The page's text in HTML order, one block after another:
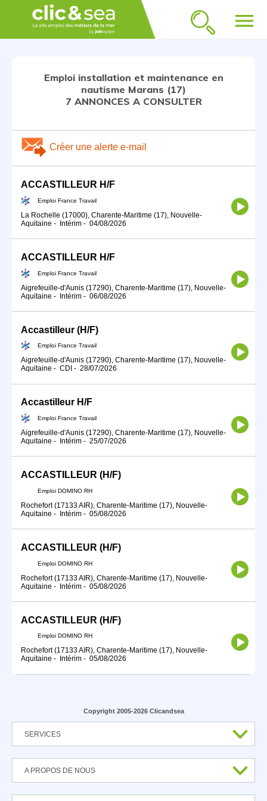
menu
Emploi installation et maintenance en
nautisme Marans (17)
7 ANNONCES A CONSULTER
Créer une alerte e-mail
ACCASTILLEUR H/F
Emploi France Travail
La Rochelle (17000), Charente-Maritime (17), Nouvelle-
Aquitaine - Intérim - 04/08/2026
ACCASTILLEUR H/F
Emploi France Travail
Aigrefeuille-d'Aunis (17290), Charente-Maritime (17), Nouvelle-
Aquitaine - Intérim - 06/08/2026
Accastilleur (H/F)
Emploi France Travail
Aigrefeuille-d'Aunis (17290), Charente-Maritime (17), Nouvelle-
Aquitaine - CDI - 28/07/2026
Accastilleur H/F
Emploi France Travail
Aigrefeuille-d'Aunis (17290), Charente-Maritime (17), Nouvelle-
Aquitaine - Intérim - 25/07/2026
ACCASTILLEUR (H/F)
Emploi DOMINO RH
Rochefort (17133 AIR), Charente-Maritime (17), Nouvelle-
Aquitaine - Intérim - 05/08/2026
ACCASTILLEUR (H/F)
Emploi DOMINO RH
Rochefort (17133 AIR), Charente-Maritime (17), Nouvelle-
Aquitaine - Intérim - 05/08/2026
ACCASTILLEUR (H/F)
Emploi DOMINO RH
Rochefort (17133 AIR), Charente-Maritime (17), Nouvelle-
Aquitaine - Intérim - 05/08/2026
Copyright 2005-2026 Clicandsea
SERVICES
A PROPOS DE NOUS